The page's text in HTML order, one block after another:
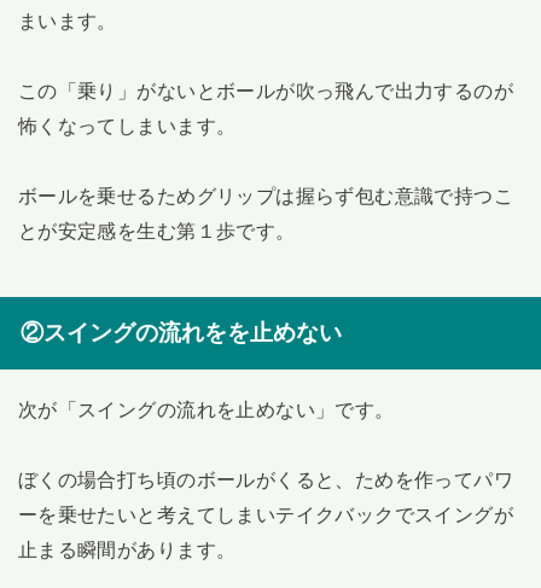
まいます。
この「乗り」がないとボールが吹っ飛んで出力するのが
怖くなってしまいます。
ボールを乗せるためグリップは握らず包む意識で持つこ
とが安定感を生む第１歩です。
②スイングの流れをを止めない
次が「スイングの流れを止めない」です。
ぼくの場合打ち頃のボールがくると、ためを作ってパワ
ーを乗せたいと考えてしまいテイクバックでスイングが
止まる瞬間があります。